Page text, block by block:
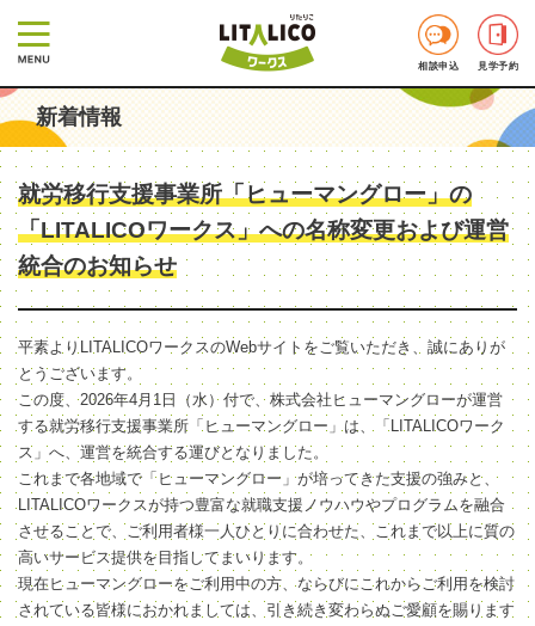
相談申込 見学予約
新着情報
就労移行支援事業所「ヒューマングロー」の
「LITALICOワークス」への名称変更および運営
統合のお知らせ
平素よりLITALICOワークスのWebサイトをご覧いただき、誠にありが
とうございます。
この度、2026年4月1日（水）付で、株式会社ヒューマングローが運営
する就労移行支援事業所「ヒューマングロー」は、「LITALICOワーク
ス」へ、運営を統合する運びとなりました。
これまで各地域で「ヒューマングロー」が培ってきた支援の強みと、
LITALICOワークスが持つ豊富な就職支援ノウハウやプログラムを融合
させることで、ご利用者様一人ひとりに合わせた、これまで以上に質の
高いサービス提供を目指してまいります。
現在ヒューマングローをご利用中の方、ならびにこれからご利用を検討
されている皆様におかれましては、引き続き変わらぬご愛顧を賜ります